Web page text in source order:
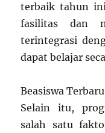
terbaik tahun
fasilitas dan
terintegrasi
dapat belajar
Beasiswa Terbaru
Selain itu,
salah satu